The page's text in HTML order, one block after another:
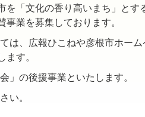
を「文化の香り高いまち」とす
業を募集しております。
は、広報ひこねや彦根市ホー
す。
」の後援事業といたします。
い。